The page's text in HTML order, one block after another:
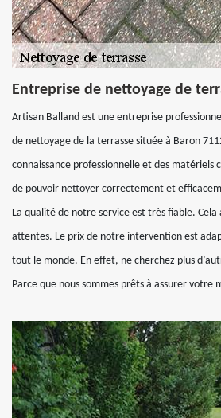
Entreprise de nettoyage de
Artisan Balland est une entreprise
de nettoyage de la terrasse située à Baron
connaissance professionnelle et des matériels
de pouvoir nettoyer correctement et
La qualité de notre service est très fiable.
attentes. Le prix de notre intervention est
tout le monde. En effet, ne cherchez plus
Parce que nous sommes prêts à assurer votre